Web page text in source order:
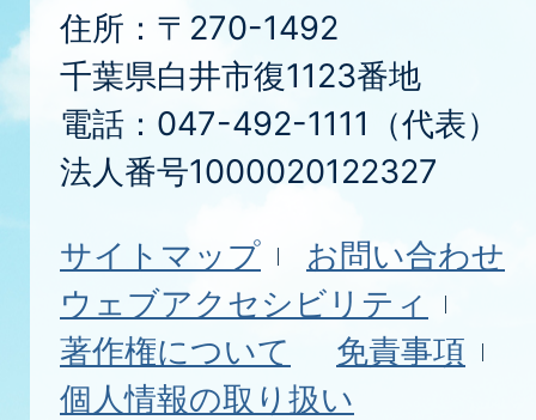
住所：〒270-1492
千葉県白井市復1123番地
電話：047-492-1111（代表）
法人番号1000020122327
サイトマップ
お問い合わせ
ウェブアクセシビリティ
著作権について
免責事項
個人情報の取り扱い